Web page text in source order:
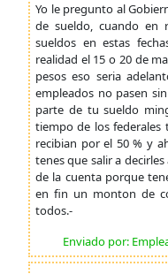
Yo le pregunto al
de sueldo, cuando en
sueldos en estas
realidad el 15 o 20 de
pesos eso seria
empleados no pasen
parte de tu sueldo
tiempo de los
recibian por el 50 % y
tenes que salir a
de la cuenta porque
en fin un monton de
todos.-
Enviado por: